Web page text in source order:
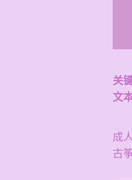
关
文
成
古